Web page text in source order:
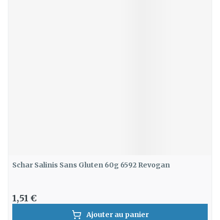
Schar Salinis Sans Gluten 60g 6592 Revogan
1,51 €
Ajouter au panier